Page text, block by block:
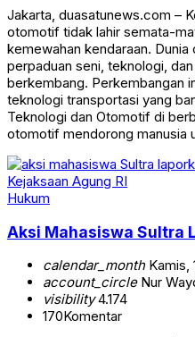
Jakarta, duasatunews.com –
otomotif tidak lahir semata-
kemewahan kendaraan.
perpaduan seni, teknologi,
berkembang. Perkembangan
teknologi transportasi yang
Teknologi dan Otomotif di
otomotif mendorong manusia
Hukum
Aksi Mahasiswa Sultra
calendar_monthKamis,
account_circleNur
visibility4.174
170Komentar